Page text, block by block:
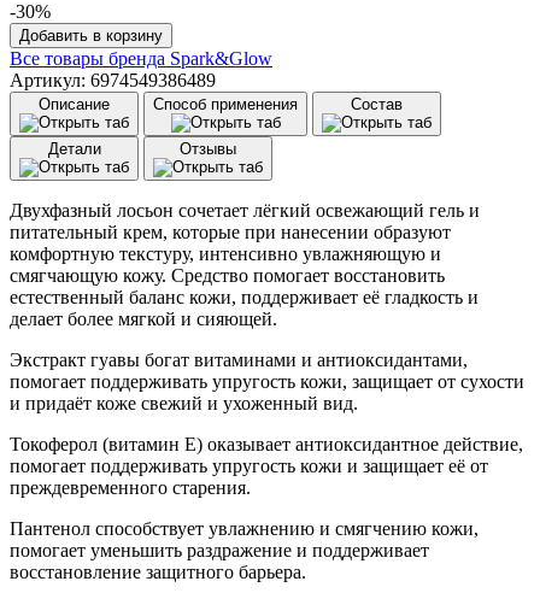
600 ₽.
-30%
Количество
товара
Лосьон
для
тела
Spark&Glow
Body
lotion
(200
мл)
Sweet
guava
Добавить в корзину
Все товары бренда Spark&Glow
Артикул: 6974549386489
Описание Способ применения Состав
Детали Отзывы
Двухфазный лосьон сочетает лёгкий освежающий гель и
питательный крем, которые при нанесении образуют
комфортную текстуру, интенсивно увлажняющую и
смягчающую кожу. Средство помогает восстановить
естественный баланс кожи, поддерживает её гладкость и
делает более мягкой и сияющей.
Экстракт гуавы богат витаминами и антиоксидантами,
помогает поддерживать упругость кожи, защищает от сухости
и придаёт коже свежий и ухоженный вид.
Токоферол (витамин E) оказывает антиоксидантное действие,
помогает поддерживать упругость кожи и защищает её от
преждевременного старения.
Пантенол способствует увлажнению и смягчению кожи,
помогает уменьшить раздражение и поддерживает
восстановление защитного барьера.